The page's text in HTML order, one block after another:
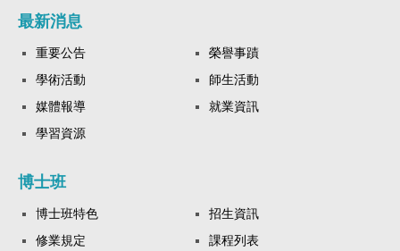
持續透過議會監督台中市政，邀請大家一起讓台中更好！ ​ 本次
上手！ ​ 實際質詢片段解析，學會看懂政治攻防。 預算實戰演
練，小組討論分享。 公民倡議案例交流，找到屬於你的切入
點。 ​ 我們邀請三位經驗豐富的講師： 林楷庭｜台中市議會觀察
創辦人 帶你拆解議會制度、議員質詢潛規則，教你如何蒐集資
料、有效監督。 林彥甫｜時代力量新竹市議員 教你看懂預算
盟 執行長 分享各地公民如何設定公共議題，從觀察到倡議，打
改革基金會台中辦公室（台中市東區雙十路一段4-33號10樓之
2） 費用：保證金300元，全程參與者退還保證金 報名對象：具
最新消息
重要公告
榮譽事蹟
學術活動
師生活動
媒體報導
就業資訊
學習資源
博士班
博士班特色
招生資訊
修業規定
課程列表